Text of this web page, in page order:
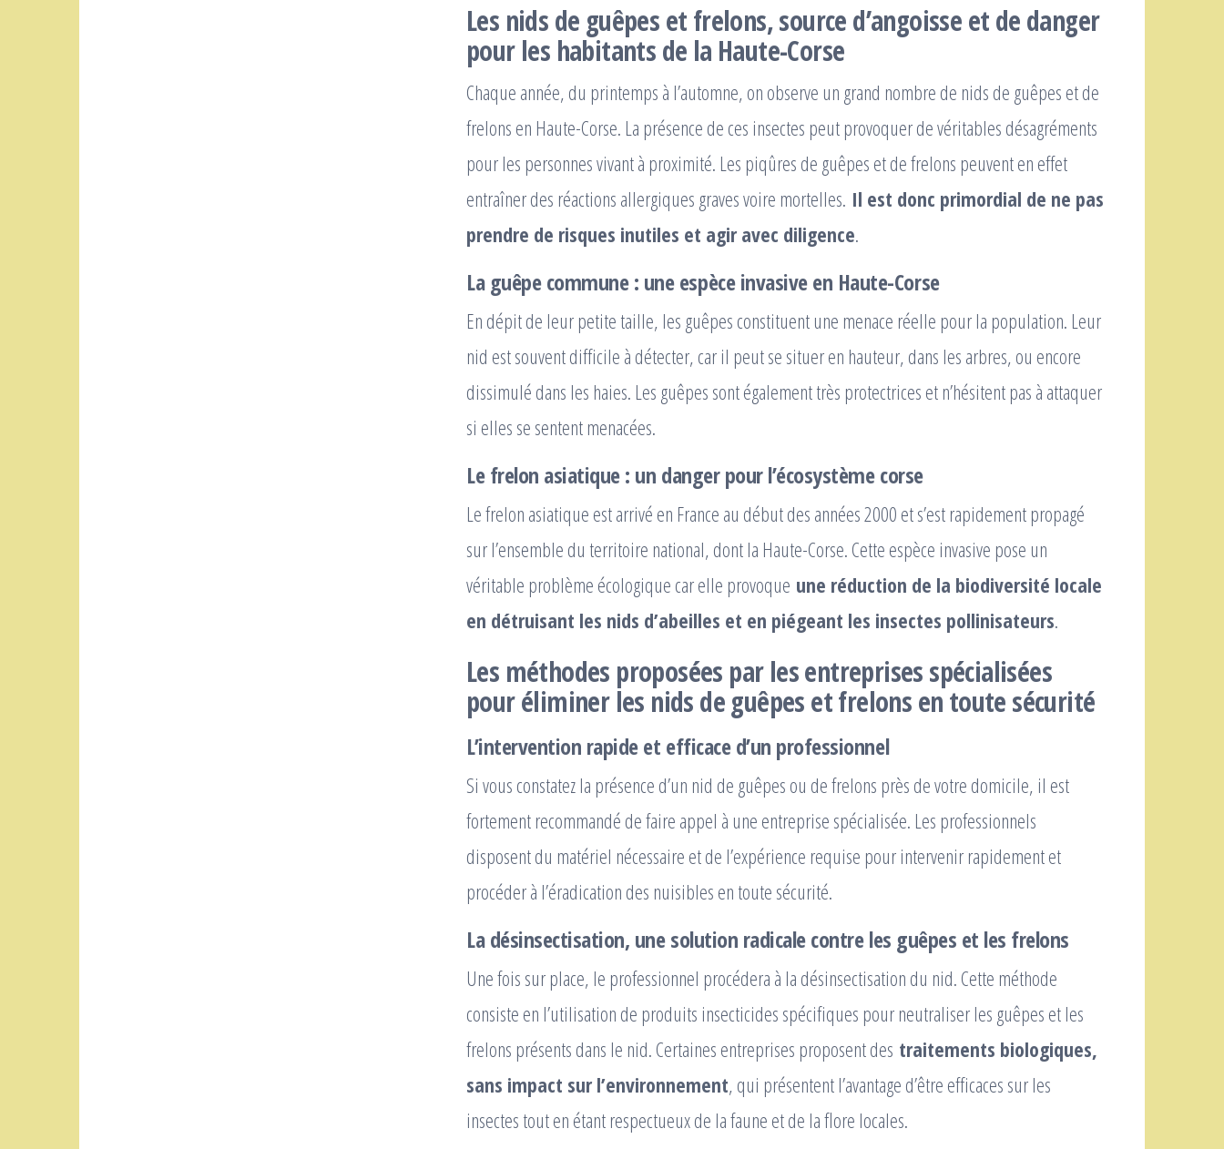
Les nids de guêpes et frelons, source d’angoisse et de danger
pour les habitants de la Haute-Corse
Chaque année, du printemps à l’automne, on observe un grand nombre de nids de guêpes et de
frelons en Haute-Corse. La présence de ces insectes peut provoquer de véritables désagréments
pour les personnes vivant à proximité. Les piqûres de guêpes et de frelons peuvent en effet
entraîner des réactions allergiques graves voire mortelles. Il est donc primordial de ne pas
prendre de risques inutiles et agir avec diligence.
La guêpe commune : une espèce invasive en Haute-Corse
En dépit de leur petite taille, les guêpes constituent une menace réelle pour la population. Leur
nid est souvent difficile à détecter, car il peut se situer en hauteur, dans les arbres, ou encore
dissimulé dans les haies. Les guêpes sont également très protectrices et n’hésitent pas à attaquer
si elles se sentent menacées.
Le frelon asiatique : un danger pour l’écosystème corse
Le frelon asiatique est arrivé en France au début des années 2000 et s’est rapidement propagé
sur l’ensemble du territoire national, dont la Haute-Corse. Cette espèce invasive pose un
véritable problème écologique car elle provoque une réduction de la biodiversité locale
en détruisant les nids d’abeilles et en piégeant les insectes pollinisateurs.
Les méthodes proposées par les entreprises spécialisées
pour éliminer les nids de guêpes et frelons en toute sécurité
L’intervention rapide et efficace d’un professionnel
Si vous constatez la présence d’un nid de guêpes ou de frelons près de votre domicile, il est
fortement recommandé de faire appel à une entreprise spécialisée. Les professionnels
disposent du matériel nécessaire et de l’expérience requise pour intervenir rapidement et
procéder à l’éradication des nuisibles en toute sécurité.
La désinsectisation, une solution radicale contre les guêpes et les frelons
Une fois sur place, le professionnel procédera à la désinsectisation du nid. Cette méthode
consiste en l’utilisation de produits insecticides spécifiques pour neutraliser les guêpes et les
frelons présents dans le nid. Certaines entreprises proposent des traitements biologiques,
sans impact sur l’environnement, qui présentent l’avantage d’être efficaces sur les
insectes tout en étant respectueux de la faune et de la flore locales.